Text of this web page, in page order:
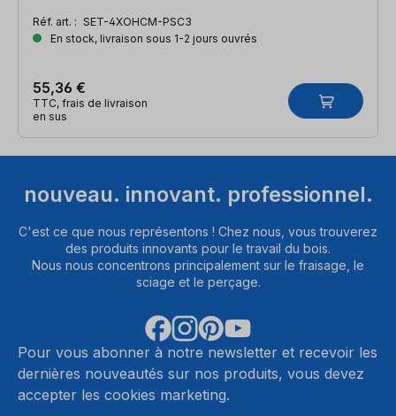
Réf. art. : SET-4XOHCM-PSC3
En stock, livraison sous 1-2 jours ouvrés
55,36 €
TTC, frais de livraison
en sus
nouveau. innovant. professionnel.
C'est ce que nous représentons ! Chez nous, vous trouverez
des produits innovants pour le travail du bois.
Nous nous concentrons principalement sur le fraisage, le
sciage et le perçage.
Pour vous abonner à notre newsletter et recevoir les
dernières nouveautés sur nos produits, vous devez
accepter les cookies marketing.